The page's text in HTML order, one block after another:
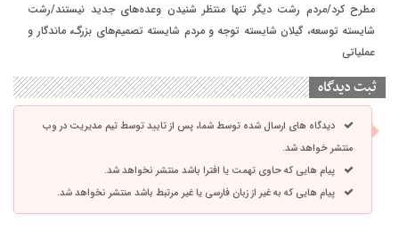
مطرح کرد/مردم رشت دیگر تنها منتظر شنیدن وعده‌های جدید نیستند/رشت
شایسته توسعه، گیلان شایسته توجه و مردم شایسته تصمیم‌های بزرگ، ماندگار و
عملیاتی
ثبت دیدگاه
دیدگاه های ارسال شده توسط شما، پس از تایید توسط تیم مدیریت در وب
منتشر خواهد شد.
پیام هایی که حاوی تهمت یا افترا باشد منتشر نخواهد شد.
پیام هایی که به غیر از زبان فارسی یا غیر مرتبط باشد منتشر نخواهد شد.